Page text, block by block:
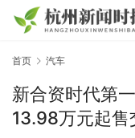
首页 汽车
新合资时代第
13.98万元起售